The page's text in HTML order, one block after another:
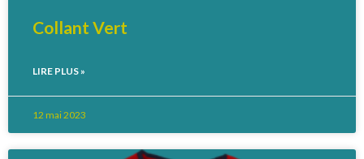
Collant Vert
LIRE PLUS »
12 mai 2023